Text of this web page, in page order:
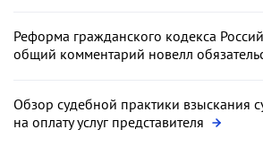
Реформа гражданского кодекса
общий комментарий новелл
Обзор судебной практики взыскания
на оплату услуг представителя